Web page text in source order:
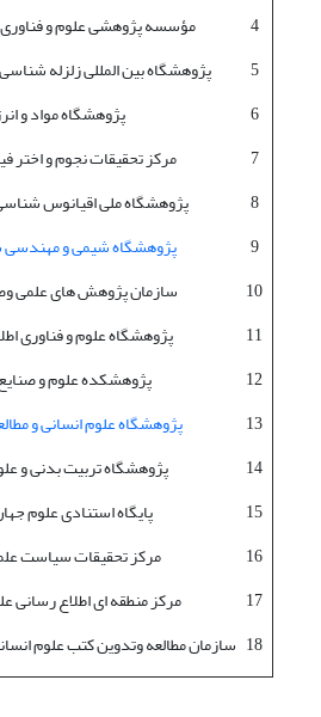
4
مؤسسه پژوهشی علوم و
5
پژوهشگاه بین المللی زلزله
6
پژوهشگاه مواد و
7
مرکز تحقیقات نجوم و اختر
8
پژوهشگاه ملی اقیانوس
9
پژوهشگاه شیمی و مهندسی
10
سازمان پژوهش های علمی
11
پژوهشگاه علوم و فناوری
12
پژوهشکده علوم و
13
پژوهشگاه علوم انسانی و
14
پژوهشگاه تربیت بدنی و
15
پایگاه استنادی علوم
16
مرکز تحقیقات سیاست
17
مرکز منطقه ای اطلاع رسانی
18 سازمان مطالعه وتدوین کتب علوم